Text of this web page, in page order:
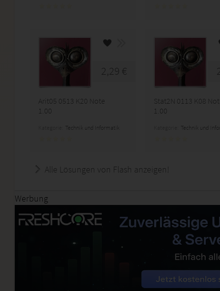
2,29 €
Arit05 0513 K20 Note
1.00
Technik und Informatik
Stat2N 0113 K08
1.00
Technik und
Alle Lösungen von Flash anzeigen!
Werbung